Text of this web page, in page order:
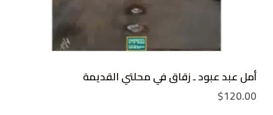
أمل عبد عبود ـ زقاق في محلتي القديمة
$120.00